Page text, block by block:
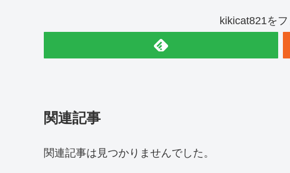
kikicat821を
関連記事
関連記事は見つかりませんでした。